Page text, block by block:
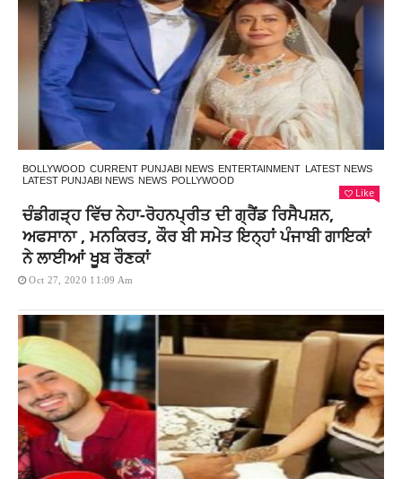
BOLLYWOOD CURRENT PUNJABI NEWS ENTERTAINMENT LATEST NEWS
LATEST PUNJABI NEWS NEWS POLLYWOOD
Like
ਚੰਡੀਗੜ੍ਹ ਵਿੱਚ ਨੇਹਾ-ਰੋਹਨਪ੍ਰੀਤ ਦੀ ਗ੍ਰੈਂਡ ਰਿਸੈਪਸ਼ਨ,
ਅਫਸਾਨਾ , ਮਨਕਿਰਤ, ਕੌਰ ਬੀ ਸਮੇਤ ਇਨ੍ਹਾਂ ਪੰਜਾਬੀ ਗਾਇਕਾਂ
ਨੇ ਲਾਈਆਂ ਖੂਬ ਰੌਣਕਾਂ
Oct 27, 2020 11:09 Am